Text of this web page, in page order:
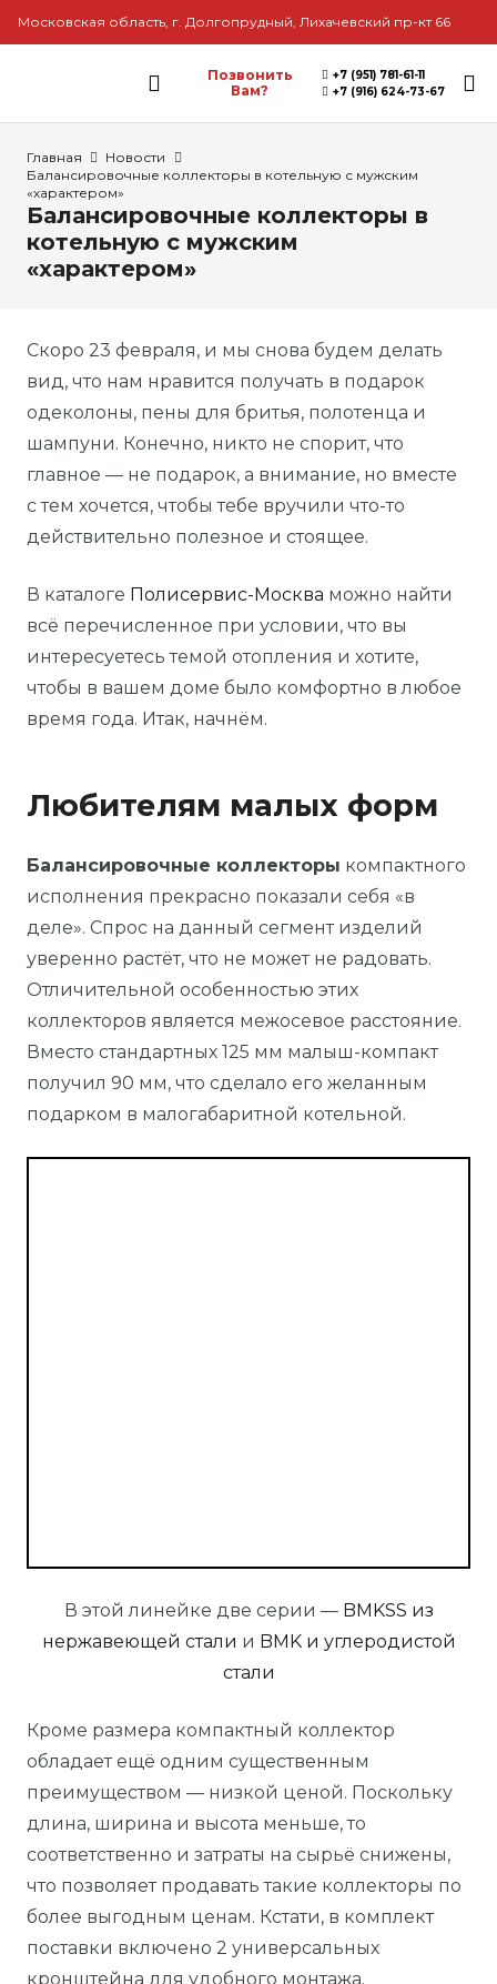
Московская область, г. Долгопрудный, Лихачевский пр-кт 66
Позвонить
Вам?
+7 (951) 781-61-11
+7 (916) 624-73-67
Главная
Новости
Балансировочные коллекторы в котельную с мужским
«характером»
Балансировочные коллекторы в
котельную с мужским
«характером»
Скоро 23 февраля, и мы снова будем делать
вид, что нам нравится получать в подарок
одеколоны, пены для бритья, полотенца и
шампуни. Конечно, никто не спорит, что
главное — не подарок, а внимание, но вместе
с тем хочется, чтобы тебе вручили что-то
действительно полезное и стоящее.
В каталоге Полисервис-Москва можно найти
всё перечисленное при условии, что вы
интересуетесь темой отопления и хотите,
чтобы в вашем доме было комфортно в любое
время года. Итак, начнём.
Любителям малых форм
Балансировочные коллекторы компактного
исполнения прекрасно показали себя «в
деле». Спрос на данный сегмент изделий
уверенно растёт, что не может не радовать.
Отличительной особенностью этих
коллекторов является межосевое расстояние.
Вместо стандартных 125 мм малыш-компакт
получил 90 мм, что сделало его желанным
подарком в малогабаритной котельной.
В этой линейке две серии — BMKSS из
нержавеющей стали и BMK и углеродистой
стали
Кроме размера компактный коллектор
обладает ещё одним существенным
преимуществом — низкой ценой. Поскольку
длина, ширина и высота меньше, то
соответственно и затраты на сырьё снижены,
что позволяет продавать такие коллекторы по
более выгодным ценам. Кстати, в комплект
поставки включено 2 универсальных
кронштейна для удобного монтажа.